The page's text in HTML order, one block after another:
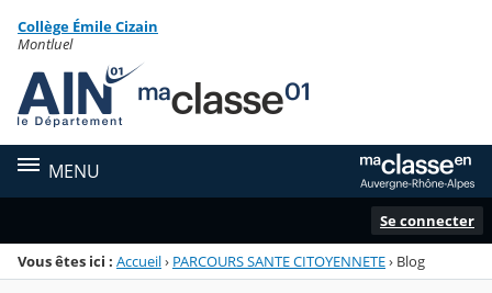
Menu de la rubrique
Contenu
Collège Émile Cizain
Montluel
MENU
Se connecter
Vous êtes ici : Accueil› PARCOURS SANTE CITOYENNETE› Blog